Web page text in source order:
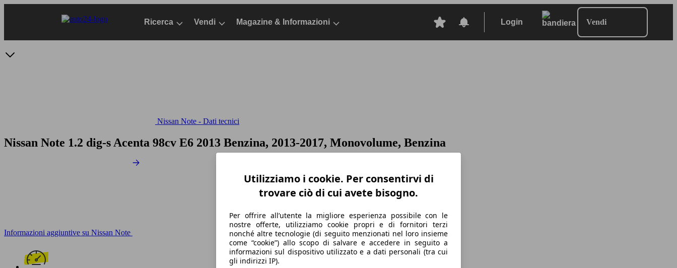
Ricerca Vendi Magazine & Informazioni Login Vendi
Nissan Note - Dati tecnici
Nissan Note 1.2 dig-s Acenta 98cv E6 2013 Benzina, 2013-2017, Monovolume, Benzina
Informazioni aggiuntive su Nissan Note
Utilizziamo i cookie. Per consentirvi di
trovare ciò di cui avete bisogno.
Per offrire all’utente la migliore esperienza possibile con le
nostre offerte, utilizziamo cookie propri e di fornitori terzi
nonché altre tecnologie (di seguito menzionati nel loro insieme
come “cookie”) allo scopo di salvare e accedere in seguito a
informazioni sul dispositivo utilizzato e a dati personali (tra cui
gli indirizzi IP).